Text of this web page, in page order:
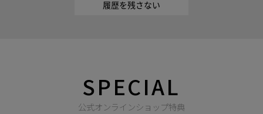
履歴を残さない
SPECIAL
公式オンラインショップ特典